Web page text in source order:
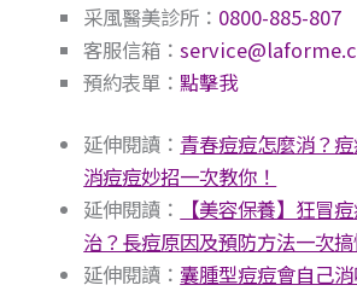
采風醫美診所： 0800-885-807
客服信箱：
預約表單：點擊我
延伸閱讀： 青春痘痘怎麼消？
消痘痘妙招一次教你！
延伸閱讀：
【美容保養】狂冒
治？長痘原因及預防方法一次
延伸閱讀：囊腫型痘痘會自己